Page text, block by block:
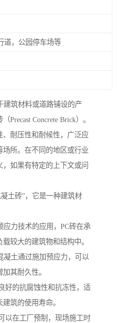
道，公园停车场等
建筑材料或道路铺设的产
Precast Concrete Brick）。
耐压性和耐候性，广泛应
所。在不同的地区或行业
如果有特定的上下文或问
土砖”，它是一种建筑材
力技术的应用，PC砖在承
较大的建筑物和结构中。
土通过施加预应力，可以
其耐久性。
好的抗腐蚀性和抗冻性，适
筑的使用寿命。
以在工厂预制，现场施工时